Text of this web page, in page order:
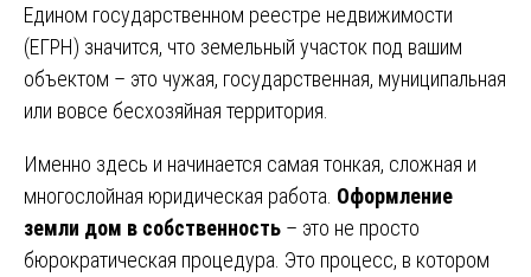
Едином государственном реестре недвижимости
(ЕГРН) значится, что земельный участок под вашим
объектом – это чужая, государственная, муниципальная
или вовсе бесхозяйная территория.
Именно здесь и начинается самая тонкая, сложная и
многослойная юридическая работа. Оформление
земли дом в собственность – это не просто
бюрократическая процедура. Это процесс, в котором